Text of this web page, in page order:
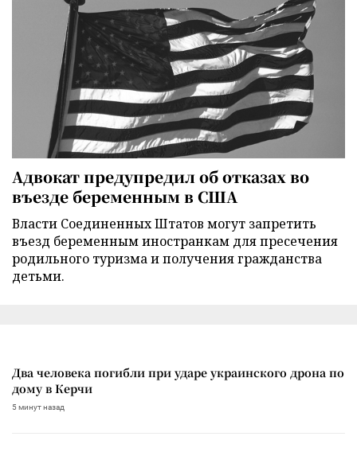
Адвокат предупредил об отказах во
въезде беременным в США
Власти Соединенных Штатов могут запретить
въезд беременным иностранкам для пресечения
родильного туризма и получения гражданства
детьми.
Два человека погибли при ударе украинского дрона по
дому в Керчи
5 минут назад